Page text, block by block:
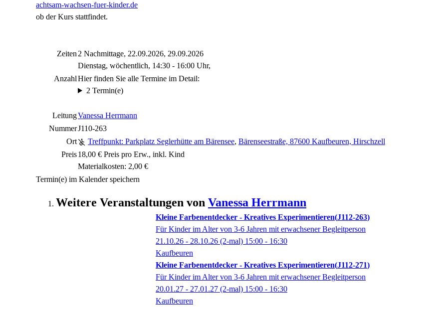
achtsam-wachsen-fuer-kinder.de
ob der Kurs stattfindet.
Zeiten 2 Nachmittage, 22.09.2026, 29.09.2026
Dienstag, wöchentlich, 14:30 - 16:00 Uhr,
AnzahlHier finden Sie alle Termine im Detail:
2 Termin(e)
LeitungVanessa Herrmann
NummerJ110-263
Ort
Treffpunkt: Parkplatz Seglerhütte am Bärensee, Bärenseestraße, 87600 Kaufbeuren, Hirschzell
Preis18,00 € Preis pro Erw., inkl. Kind
Materialkosten: 2,00 €
Termin(e) im Kalender speichern
Weitere Veranstaltungen von Vanessa Herrmann
Kleine Farbenentdecker - Kreatives Experimentieren J112-263
Für Kinder im Alter von 3-6 Jahren mit erwachsener Begleitperson
21.10.26 - 28.10.26 (2-mal) 15:00 - 16:30
Kaufbeuren
Kleine Farbenentdecker - Kreatives Experimentieren J112-271
Für Kinder im Alter von 3-6 Jahren mit erwachsener Begleitperson
20.01.27 - 27.01.27 (2-mal) 15:00 - 16:30
Kaufbeuren